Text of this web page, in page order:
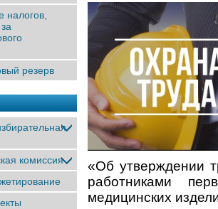
налогов,
резерв
комиссия
«Об утверждении
работниками
медицинских